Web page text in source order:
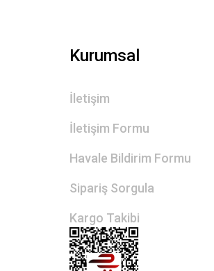
Kurumsal
İletişim
İletişim Formu
Havale Bildirim Formu
Sipariş Sorgula
Kargo Takibi